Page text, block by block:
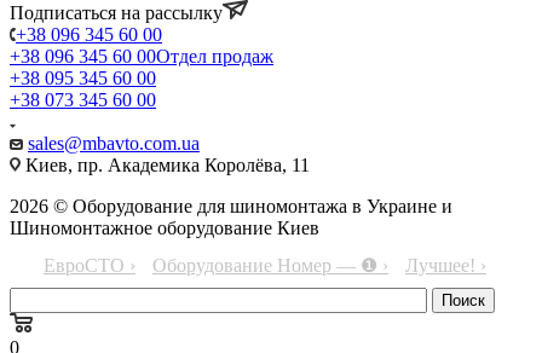
Подписаться на рассылку
+38 096 345 60 00
+38 096 345 60 00Отдел продаж
+38 095 345 60 00
+38 073 345 60 00
sales@mbavto.com.ua
Киев, пр. Академика Королёва, 11
2026 © Оборудование для шиномонтажа в Украине и
Шиномонтажное оборудование Киев
ЕвроСТО ›
Оборудование Номер — ❶ › Лучшее! ›
0